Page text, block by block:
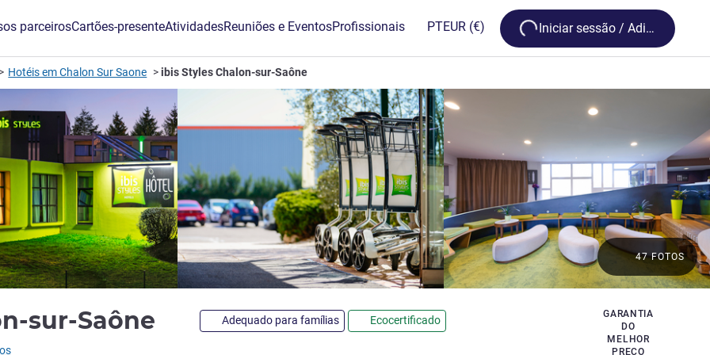
parceirosCartões-presenteAtividadesReuniões e EventosProfissionais PTEUR (€) Loading...
Iniciar sessão / Adira
Hotéis em Chalon Sur Saone ibis Styles Chalon-sur-Saône
sur-Saône 3 estrelas
Adequado para famílias Ecocertificado
GARANTIA
DO
MELHOR
PREÇO
47 FOTOS